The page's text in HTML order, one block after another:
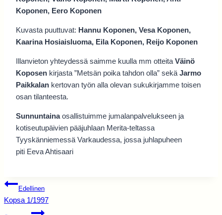
Koponen, Eero Koponen
Kuvasta puuttuvat: Hannu Koponen, Vesa Koponen,
Kaarina Hosiaisluoma, Eila Koponen, Reijo Koponen
Illanvieton yhteydessä saimme kuulla mm otteita Väinö
Koposen kirjasta ”Metsän poika tahdon olla” sekä Jarmo
Paikkalan kertovan työn alla olevan sukukirjamme toisen
osan tilanteesta.
Sunnuntainaosallistuimme jumalanpalvelukseen ja
kotiseutupäivien pääjuhlaan Merita-teltassa
Tyyskänniemessä Varkaudessa, jossa juhlapuheen
piti Eeva Ahtisaari
Artikkelien
selaus
Edellinen
Kopsa 1/1997